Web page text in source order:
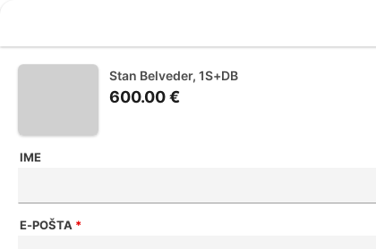
Stan Belveder, 1S+DB
600.00 €
IME
E-POŠTA *